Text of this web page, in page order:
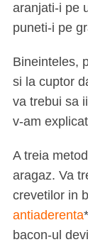
aranjati-i pe
puneti-i pe
Bineinteles,
si la cuptor
va trebui sa
v-am
A treia
aragaz. Va
crevetilor in
antiaderenta
bacon-ul